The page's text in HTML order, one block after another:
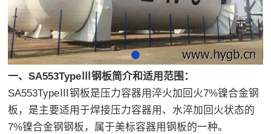
一、SA553TypeⅢ钢板简介和适用范围：
SA553TypeⅢ钢板是压力容器用淬火加回火7%镍合金钢
板，是主要适用于焊接压力容器用、水淬加回火状态的
7%镍合金钢钢板，属于美标容器用钢板的一种。